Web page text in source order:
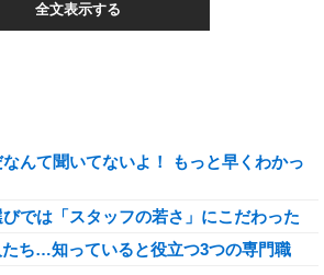
全文表示する
なんて聞いてないよ！ もっと早くわかっ
びでは「スタッフの若さ」にこだわった
ち…知っていると役立つ3つの専門職